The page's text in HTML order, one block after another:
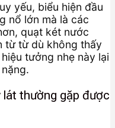
yếu, biểu hiện đầu
nổ lớn mà là các
quạt két nước
từ từ dù không thấy
tưởng nhẹ này lại
thường gặp được